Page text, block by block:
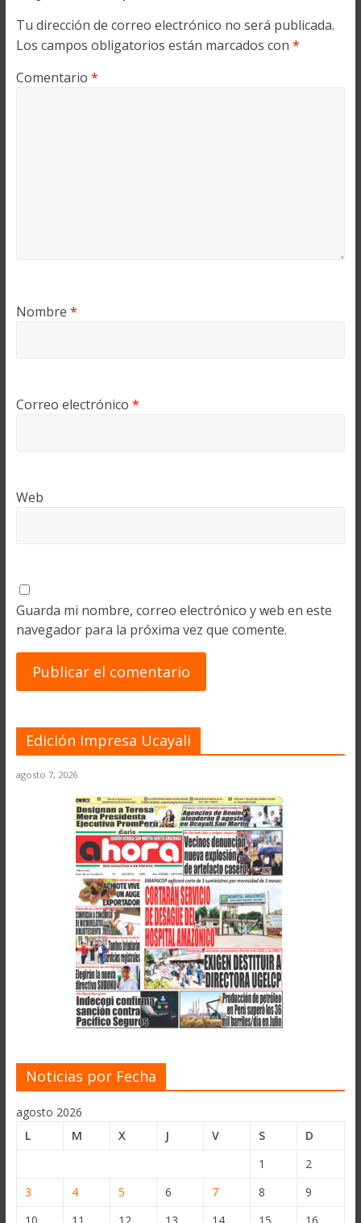
Tu dirección de correo electrónico no será publicada.
Los campos obligatorios están marcados con *
Comentario *
Nombre *
Correo electrónico *
Web
Guarda mi nombre, correo electrónico y web en este
navegador para la próxima vez que comente.
Edición Impresa Ucayali
agosto 7, 2026
Noticias por Fecha
agosto 2026
L
M X J V S
D
1
2
3
4 5 6 7 8
9